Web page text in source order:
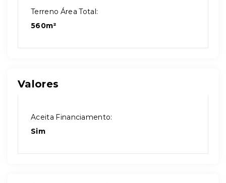
Terreno Área Total:
560m²
Valores
Aceita Financiamento:
Sim